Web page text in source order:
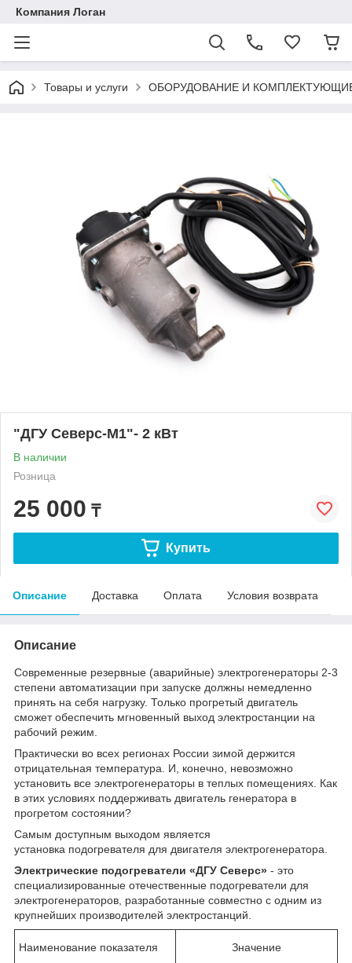
Компания Логан
Товары и услуги ОБОРУДОВАНИЕ И
"ДГУ Северс-М1"- 2 кВт
В наличии
Розница
25 000 ₸
Купить
Описание Доставка Оплата Условия возврата
Описание
Современные резервные (аварийные) электрогенераторы 2-3
степени автоматизации при запуске должны немедленно
принять на себя нагрузку. Только прогретый двигатель
сможет обеспечить мгновенный выход электростанции на
рабочий режим.
Практически во всех регионах России зимой держится
отрицательная температура. И, конечно, невозможно
установить все электрогенераторы в теплых помещениях. Как
в этих условиях поддерживать двигатель генератора в
прогретом состоянии?
Самым доступным выходом является
установка подогревателя для двигателя электрогенератора.
Электрические подогреватели «ДГУ Северс» - это
специализированные отечественные подогреватели для
электрогенераторов, разработанные совместно с одним из
крупнейших производителей электростанций.
Наименование показателя Значение